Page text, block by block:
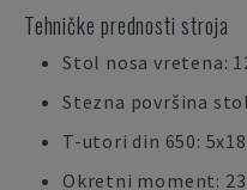
Tehničke prednosti stroja
Stol nosa vretena:
Stezna površina
T-utori din 650: 5x18
Okretni moment: